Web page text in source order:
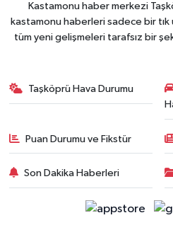
Kastamonu haber merkezi
kastamonu haberleri sadece bir tık
tüm yeni gelişmeleri tarafsız bir
Taşköprü Hava Durumu
Puan Durumu ve Fikstür
Son Dakika Haberleri